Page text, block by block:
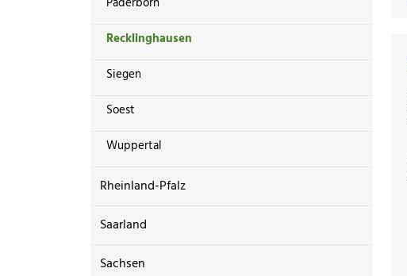
Recklinghausen
Siegen
Soest
Wuppertal
Rheinland-Pfalz
Saarland
Sachsen